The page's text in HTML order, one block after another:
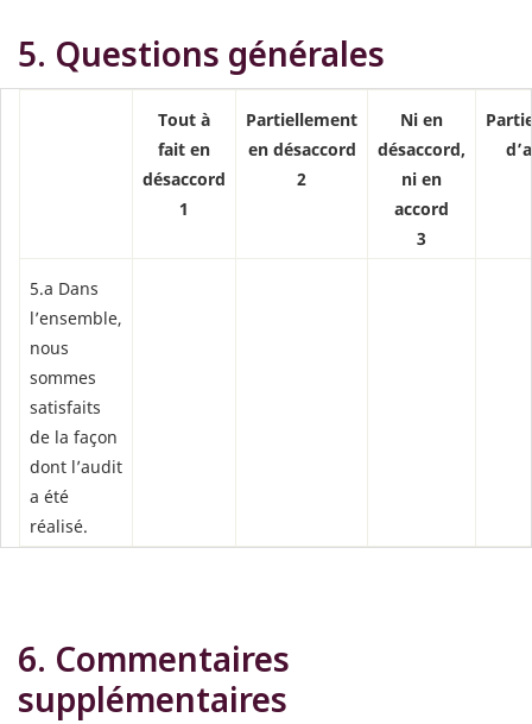
5. Questions générales
Tout à
fait en
désaccord
1
Partiellement
en désaccord
2
Ni en
désaccord,
ni en
accord
3
5.a Dans
l’ensemble,
nous
sommes
satisfaits
de la façon
dont l’audit
a été
réalisé.
6. Commentaires
supplémentaires